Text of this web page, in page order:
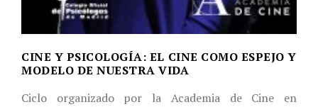
CINE Y PSICOLOGÍA: EL CINE COMO ESPEJO Y
MODELO DE NUESTRA VIDA
Ciclo organizado por la Academia de Cine en